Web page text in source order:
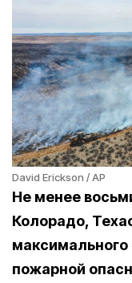
David Erickson / AP
Не менее
Колорадо,
максимального
пожарной